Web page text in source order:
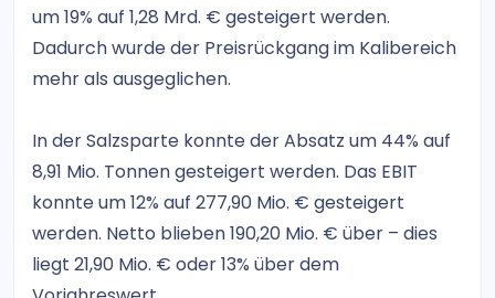
um 19% auf 1,28 Mrd. € gesteigert werden.
Dadurch wurde der Preisrückgang im Kalibereich
mehr als ausgeglichen.
In der Salzsparte konnte der Absatz um 44% auf
8,91 Mio. Tonnen gesteigert werden. Das EBIT
konnte um 12% auf 277,90 Mio. € gesteigert
werden. Netto blieben 190,20 Mio. € über – dies
liegt 21,90 Mio. € oder 13% über dem